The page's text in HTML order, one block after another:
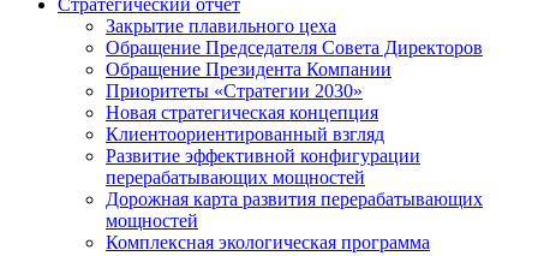
Стратегический отчет
Закрытие плавильного цеха
Обращение Председателя Совета Директоров
Обращение Президента Компании
Приоритеты «Стратегии 2030»
Новая стратегическая концепция
Клиентоориентированный взгляд
Развитие эффективной конфигурации
перерабатывающих мощностей
Дорожная карта развития перерабатывающих
мощностей
Комплексная экологическая программа